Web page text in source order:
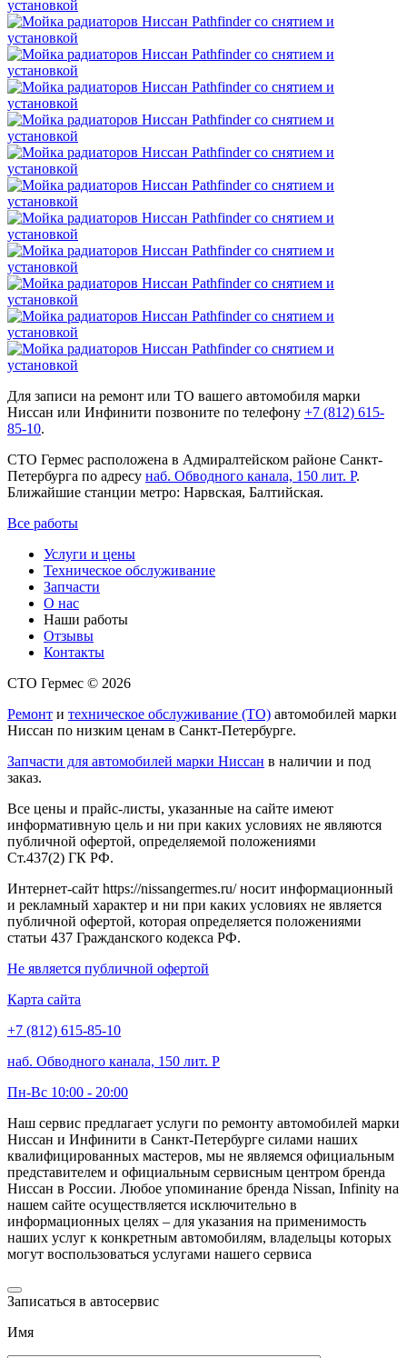
Для записи на ремонт или ТО вашего автомобиля марки
Ниссан или Инфинити позвоните по телефону +7 (812) 615-
85-10.
СТО Гермес расположена в Адмиралтейском районе Санкт-
Петербурга по адресу наб. Обводного канала, 150 лит. Р.
Ближайшие станции метро: Нарвская, Балтийская.
Все работы
Услуги и цены
Техническое обслуживание
Запчасти
О нас
Наши работы
Отзывы
Контакты
СТО Гермес © 2026
Ремонт и техническое обслуживание (ТО) автомобилей марки
Ниссан по низким ценам в Санкт-Петербурге.
Запчасти для автомобилей марки Ниссан в наличии и под
заказ.
Все цены и прайс-листы, указанные на сайте имеют
информативную цель и ни при каких условиях не являются
публичной офертой, определяемой положениями
Ст.437(2) ГК РФ.
Интернет-сайт https://nissangermes.ru/ носит информационный
и рекламный характер и ни при каких условиях не является
публичной офертой, которая определяется положениями
статьи 437 Гражданского кодекса РФ.
Не является публичной офертой
Карта сайта
+7 (812) 615-85-10
наб. Обводного канала, 150 лит. Р
Пн-Вс 10:00 - 20:00
Наш сервис предлагает услуги по ремонту автомобилей марки
Ниссан и Инфинити в Санкт-Петербурге силами наших
квалифицированных мастеров, мы не являемся официальным
представителем и официальным сервисным центром бренда
Ниссан в России. Любое упоминание бренда Nissan, Infinity на
нашем сайте осуществляется исключительно в
информационных целях – для указания на применимость
наших услуг к конкретным автомобилям, владельцы которых
могут воспользоваться услугами нашего сервиса
Записаться в автосервис
Имя